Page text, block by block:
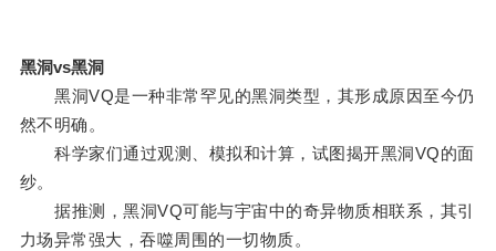
黑洞vs黑洞
黑洞VQ是一种非常罕见的黑洞类型，其形成原因至今仍
然不明确。
科学家们通过观测、模拟和计算，试图揭开黑洞VQ的面
纱。
据推测，黑洞VQ可能与宇宙中的奇异物质相联系，其引
力场异常强大，吞噬周围的一切物质。